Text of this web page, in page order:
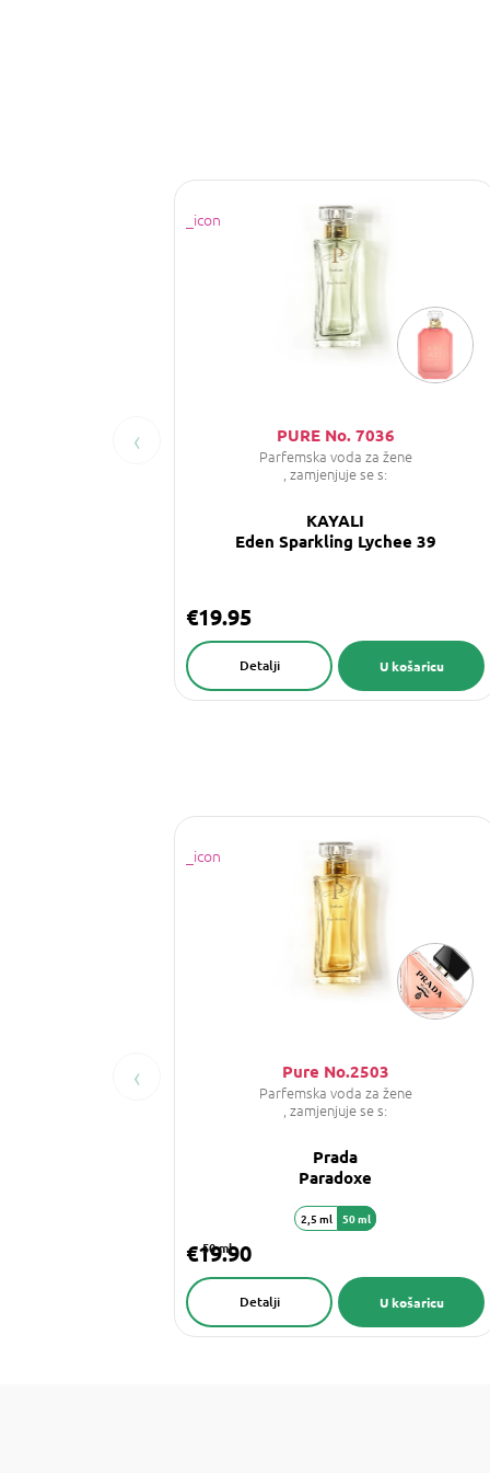
‹ PURE No. 7036
Parfemska voda za žene
, zamjenjuje se s:
KAYALI
Eden Sparkling Lychee 39
€19.95
U košaricu
Detalji
‹ Pure No.2503
Parfemska voda za žene
, zamjenjuje se s:
Prada
Paradoxe
50 ml
€19.90
U košaricu
Detalji
2,5 ml 50 ml